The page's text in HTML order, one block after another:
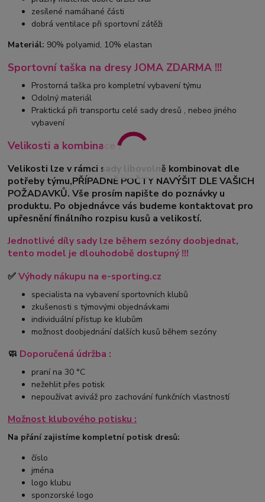
zesílené namáhané části
dobrá ventilace při sportovní zátěži
Materiál: 90% polyamid, 10% elastan
Sportovní taška na dresy JOMA ZDARMA !!!
Prostorná taška pro kompletní vybavení týmu
Odolný materiál
Praktická při transportu celé sady dresů , nebeo jiného
vybavení
Velikosti a kombinace :
Velikosti lze v rámci sady libovolně kombinovat dle
potřeby týmu,PŘÍPADNĚ POČTY NAVÝŠIT DLE VAŠICH
POŽADAVKŮ. Vše prosím napište do poznávky u
produktu. Po objednávce vás budeme kontaktovat pro
upřesnění finálního rozpisu kusů a velikostí.
Jednotlivé díly sady lze během sezóny doobjednat,
tento model je dlouhodobě dostupný !!!
✅Výhody nákupu na e-sporting.cz
specialista na vybavení sportovních klubů
zkušenosti s týmovými objednávkami
individuální přístup ke klubům
možnost doobjednání dalších kusů během sezóny
🧼 Doporučená údržba :
praní na 30 °C
nežehlit přes potisk
nepoužívat aviváž pro zachování funkčních vlastností
Možnost klubového potisku :
Na přání zajistíme kompletní potisk dresů:
číslo
jména
logo klubu
sponzorské logo